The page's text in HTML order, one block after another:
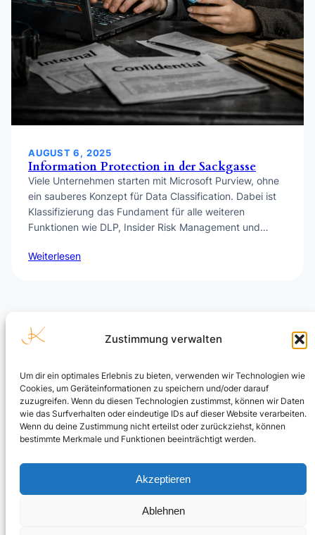
Zustimmung verwalten
Um dir ein optimales Erlebnis zu bieten, verwenden wir Technologien wie
Cookies, um Geräteinformationen zu speichern und/oder darauf
zuzugreifen. Wenn du diesen Technologien zustimmst, können wir Daten
wie das Surfverhalten oder eindeutige IDs auf dieser Website verarbeiten.
Wenn du deine Zustimmung nicht erteilst oder zurückziehst, können
bestimmte Merkmale und Funktionen beeinträchtigt werden.
Akzeptieren
Ablehnen
AUGUST 6, 2025
Information Protection in der Sackgasse
Viele Unternehmen starten mit Microsoft Purview, ohne
ein sauberes Konzept für Data Classification. Dabei ist
Klassifizierung das Fundament für alle weiteren
Funktionen wie DLP, Insider Risk Management und…
Weiterlesen
Julian Kusenberg
Microsoft Purview, Compliance, eDiscovery, Insider Risk
Management, Data Security und AI Governance.
LinkedIn Profil